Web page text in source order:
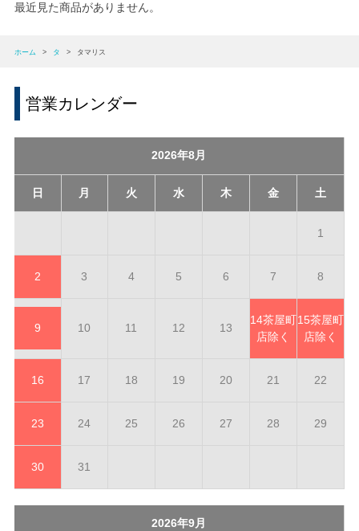
最近見た商品がありません。
ホーム > タ > タマリス
営業カレンダー
2026年8月
日 月 火 水 木 金 土
1
2 3 4 5 6 7 8
9 10 11 12 13
14茶屋町
店除く
15茶屋町
店除く
16 17 18 19 20 21 22
23 24 25 26 27 28 29
30 31
2026年9月